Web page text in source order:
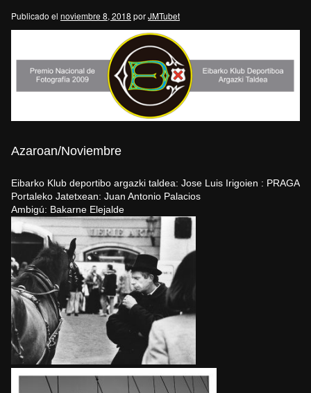
Publicado el noviembre 8, 2018 porJMTubet
Azaroan/Noviembre
Eibarko Klub deportibo argazki taldea: Jose Luis Irigoien : PRAGA
Portaleko Jatetxean: Juan Antonio Palacios
Ambigú: Bakarne Elejalde